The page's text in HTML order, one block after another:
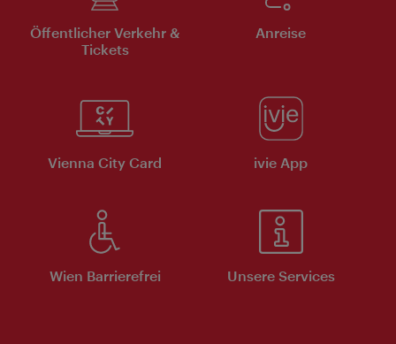
Öffentlicher Verkehr &
Tickets
Anreise
Vienna City Card ivie App
Wien Barrierefrei Unsere Services